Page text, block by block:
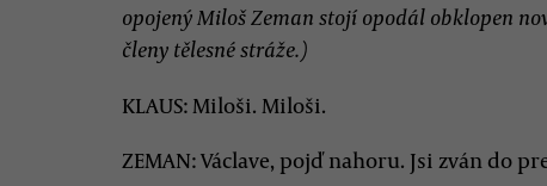
opojený Miloš Zeman stojí opodál obklopen
členy tělesné stráže.)
KLAUS: Miloši. Miloši.
ZEMAN: Václave, pojď nahoru. Jsi zván do